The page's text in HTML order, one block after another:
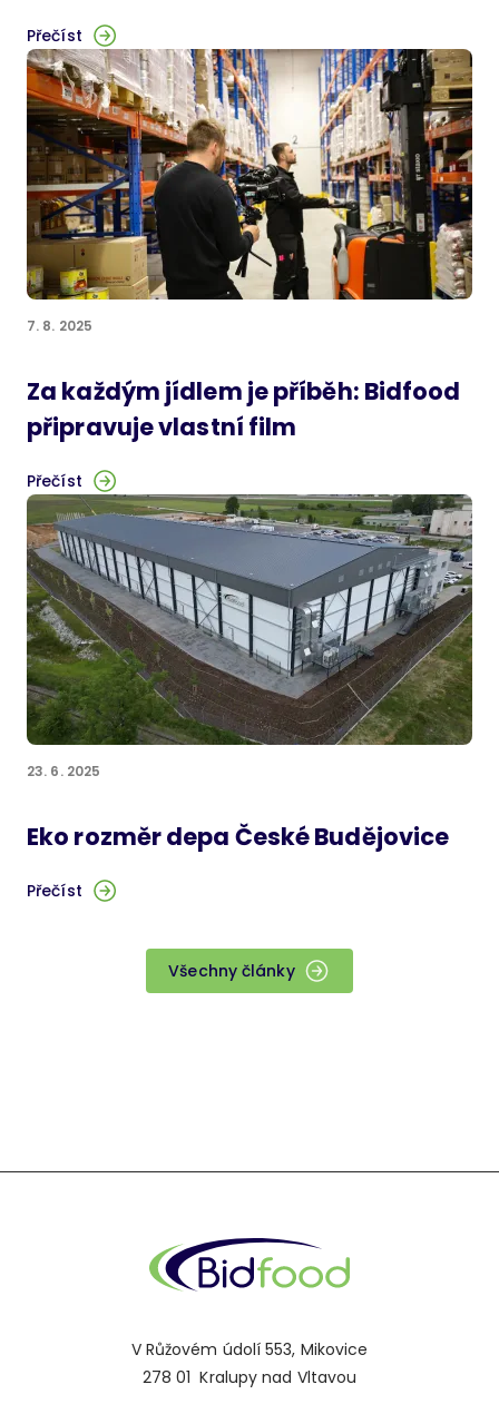
Přečíst
7. 8. 2025
Za každým jídlem je příběh: Bidfood
připravuje vlastní film
Přečíst
23. 6. 2025
Eko rozměr depa České Budějovice
Přečíst
Všechny články
V Růžovém údolí 553, Mikovice
278 01 Kralupy nad Vltavou